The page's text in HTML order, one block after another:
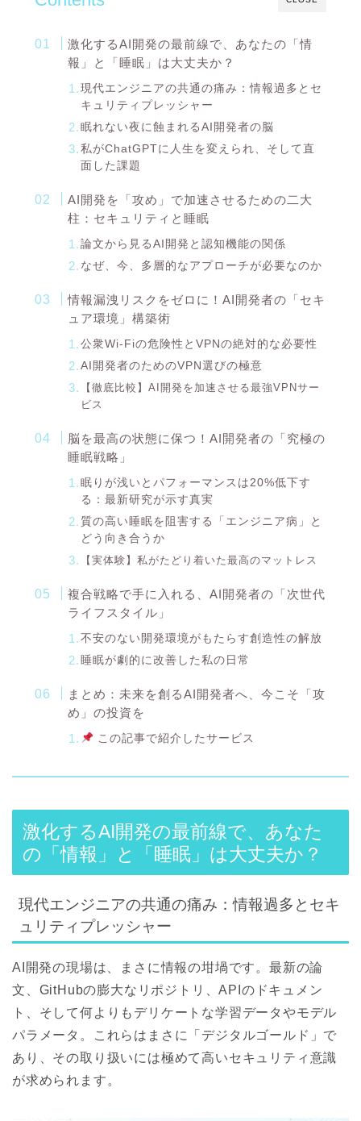
激化するAI開発の最前線で、あなたの「情
報」と「睡眠」は大丈夫か？
現代エンジニアの共通の痛み：情報過多とセ
キュリティプレッシャー
眠れない夜に蝕まれるAI開発者の脳
私がChatGPTに人生を変えられ、そして直
面した課題
AI開発を「攻め」で加速させるための二大
柱：セキュリティと睡眠
論文から見るAI開発と認知機能の関係
なぜ、今、多層的なアプローチが必要なのか
情報漏洩リスクをゼロに！AI開発者の「セキ
ュア環境」構築術
公衆Wi-Fiの危険性とVPNの絶対的な必要性
AI開発者のためのVPN選びの極意
【徹底比較】AI開発を加速させる最強VPNサー
ビス
脳を最高の状態に保つ！AI開発者の「究極の
睡眠戦略」
眠りが浅いとパフォーマンスは20%低下す
る：最新研究が示す真実
質の高い睡眠を阻害する「エンジニア病」と
どう向き合うか
【実体験】私がたどり着いた最高のマットレス
複合戦略で手に入れる、AI開発者の「次世代
ライフスタイル」
不安のない開発環境がもたらす創造性の解放
睡眠が劇的に改善した私の日常
まとめ：未来を創るAI開発者へ、今こそ「攻
め」の投資を
この記事で紹介したサービス
激化するAI開発の最前線で、あなた
の「情報」と「睡眠」は大丈夫か？
現代エンジニアの共通の痛み：情報過多とセキ
ュリティプレッシャー
AI開発の現場は、まさに情報の坩堝です。最新の論
文、GitHubの膨大なリポジトリ、APIのドキュメン
ト、そして何よりもデリケートな学習データやモデル
パラメータ。これらはまさに「デジタルゴールド」で
あり、その取り扱いには極めて高いセキュリティ意識
が求められます。